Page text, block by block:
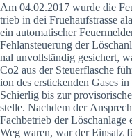
Am 04.02.2017 wur­de die
trieb in dei Frueh­auf­stras­se
ein auto­ma­ti­scher
Fehl­an­steue­rung der
nal unvoll­stän­dig gesi­chert,
Co2 aus der Steu­er­fla­sche
i­on des ersti­cken­den Gases
Schier­lig bis zur
stel­le. Nach­dem der
Fach­be­trieb der Lösch­an­la­ge
Weg waren, war der Ein­satz